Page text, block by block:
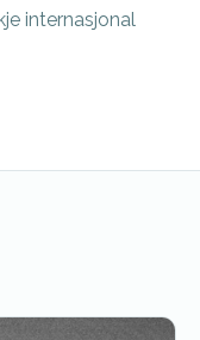
internasjonal